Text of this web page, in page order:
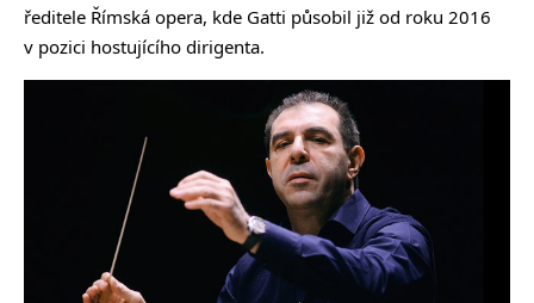
ředitele Římská opera, kde Gatti působil již od roku 2016
v pozici hostujícího dirigenta.